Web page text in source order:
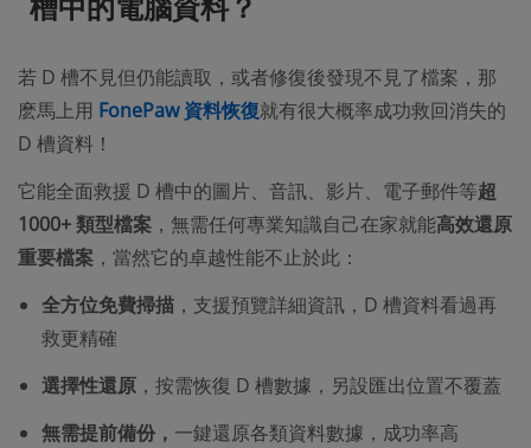
若 D 槽不見但仍能讀取，或者修復後發現不見了檔案，那
麽馬上用 FonePaw 資料恢復就有很大概率成功救回消失的
D 槽資料！
它能全面救援 D 槽中的圖片、音訊、影片、電子郵件等超
1000+ 類型檔案 ，無需任何專業知識自己在家就能高效還原
重要檔案 ，當然它的卓越性能不止於此：
全方位免費掃描 ，支援預覽詳細資訊，D 槽資料看過再
救更精確
選擇性還原 ，按需恢復 D 槽數據，另設匯出位置不覆蓋
無需提前備份， 一鍵還原各類資料數據，成功率高